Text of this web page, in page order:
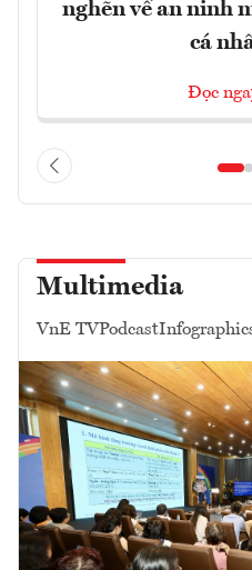
nghẽn về an ninh
cá
Đọc
Multimedia
VnE TVPodcast